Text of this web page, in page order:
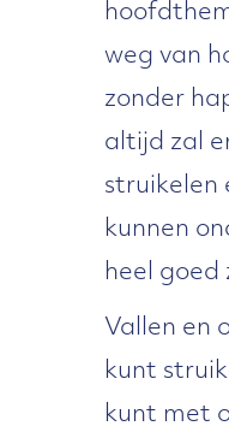
weg van
zonder
altijd zal
struikelen
kunnen
heel
Vallen en
kunt
kunt met